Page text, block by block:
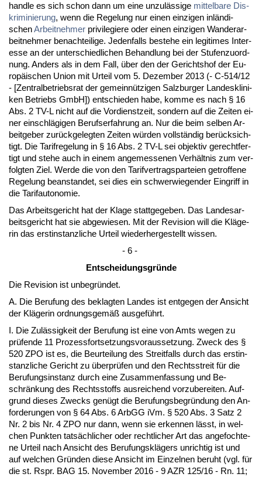
hand­le es sich schon dann um ei­ne un­zulässi­ge mit­tel­ba­re Dis­
kri­mi­nie­rung, wenn die Re­ge­lung nur ei­nen ein­zi­gen inländi­
schenAr­beit­neh­mer pri­vi­le­gie­re oder ei­nen ein­zi­gen Wan­der­ar­
beit­neh­mer be­nach­tei­li­ge. Je­den­falls be­ste­he ein le­gi­ti­mes In­ter­
es­se an der un­ter­schied­li­chen Be­hand­lung bei der Stu­fen­zu­ord­
nung. An­ders als in dem Fall, über den der Ge­richts­hof der Eu­
ropäischen Uni­on mit Ur­teil vom 5. De­zem­ber 2013 (- C-514/12
- [Zen­tral­be­triebs­rat der ge­meinnützi­gen Salz­bur­ger Lan­des­kli­ni­
ken Be­triebs GmbH]) ent­schie­den ha­be, kom­me es nach § 16
Abs. 2 TV-L nicht auf die Vor­dienst­zeit, son­dern auf die Zei­ten ei­
ner ein­schlägi­gen Be­rufs­er­fah­rung an. Nur die beim sel­ben Ar­
beit­ge­ber zurück­ge­leg­ten Zei­ten würden vollständig berück­sich­
tigt. Die Ta­rif­re­ge­lung in § 16 Abs. 2 TV-L sei ob­jek­tiv ge­recht­fer­
tigt und ste­he auch in ei­nem an­ge­mes­se­nen Verhält­nis zum ver­
folg­ten Ziel. Wer­de die von den Ta­rif­ver­trags­par­tei­en ge­trof­fe­ne
Re­ge­lung be­an­stan­det, sei dies ein schwer­wie­gen­der Ein­griff in
die Ta­rif­au­to­no­mie.
Das Ar­beits­ge­richt hat der Kla­ge statt­ge­ge­ben. Das Lan­des­ar­
beits­ge­richt hat sie ab­ge­wie­sen. Mit der Re­vi­si­on will die Kläge­
rin das erst­in­stanz­li­che Ur­teil wie­der­her­ge­stellt wis­sen.
- 6 -
Ent­schei­dungs­gründe
Die Re­vi­si­on ist un­be­gründet.
A. Die Be­ru­fung des be­klag­ten Lan­des ist ent­ge­gen der An­sicht
der Kläge­rin ord­nungs­gemäß aus­geführt.
I. Die Zulässig­keit der Be­ru­fung ist ei­ne von Amts we­gen zu
prüfen­de 11 Pro­zess­fort­set­zungs­vor­aus­set­zung. Zweck des §
520 ZPO ist es, die Be­ur­tei­lung des Streit­falls durch das erst­in­
stanz­li­che Ge­richt zu über­prüfen und den Rechts­streit für die
Be­ru­fungs­in­stanz durch ei­ne Zu­sam­men­fas­sung und Be­
schränkung des Rechts­stoffs aus­rei­chend vor­zu­be­rei­ten. Auf­
grund die­ses Zwecks genügt die Be­ru­fungs­be­gründung den An­
for­de­run­gen von § 64 Abs. 6 ArbGG iVm. § 520 Abs. 3 Satz 2
Nr. 2 bis Nr. 4 ZPO nur dann, wenn sie er­ken­nen lässt, in wel­
chen Punk­ten tatsäch­li­cher oder recht­li­cher Art das an­ge­foch­te­
ne Ur­teil nach An­sicht des Be­ru­fungsklägers un­rich­tig ist und
auf wel­chen Gründen die­se An­sicht im Ein­zel­nen be­ruht (vgl. für
die st. Rspr. BAG 15. No­vem­ber 2016 - 9 AZR 125/16 - Rn. 11;